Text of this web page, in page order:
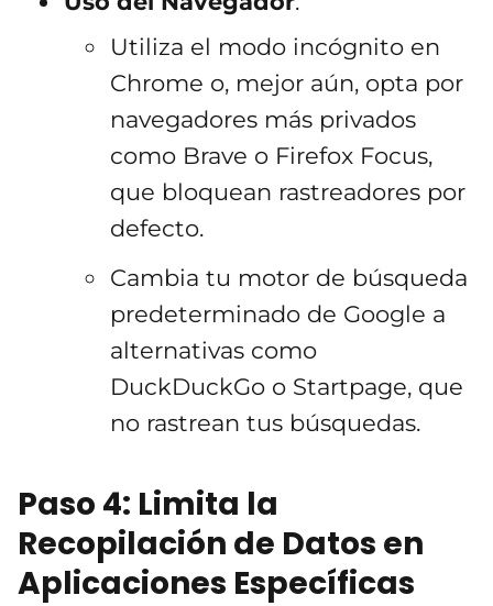
Utiliza el modo incógnito en
Chrome o, mejor aún, opta por
navegadores más privados
como Brave o Firefox Focus,
que bloquean rastreadores por
defecto.
Cambia tu motor de búsqueda
predeterminado de Google a
alternativas como
DuckDuckGo o Startpage, que
no rastrean tus búsquedas.
Paso 4: Limita la
Recopilación de Datos en
Aplicaciones Específicas